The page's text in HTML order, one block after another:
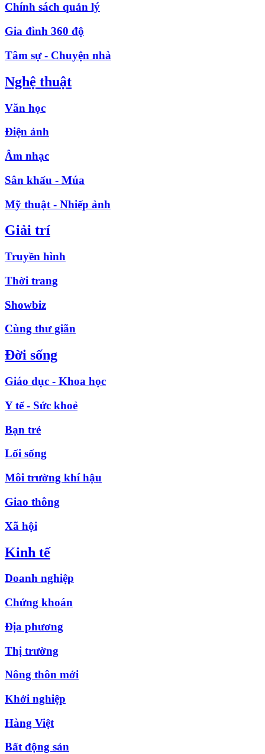
Chính sách quản lý
Gia đình 360 độ
Tâm sự - Chuyện nhà
Nghệ thuật
Văn học
Điện ảnh
Âm nhạc
Sân khấu - Múa
Mỹ thuật - Nhiếp ảnh
Giải trí
Truyền hình
Thời trang
Showbiz
Cùng thư giãn
Đời sống
Giáo dục - Khoa học
Y tế - Sức khoẻ
Bạn trẻ
Lối sống
Môi trường khí hậu
Giao thông
Xã hội
Kinh tế
Doanh nghiệp
Chứng khoán
Địa phương
Thị trường
Nông thôn mới
Khởi nghiệp
Hàng Việt
Bất động sản